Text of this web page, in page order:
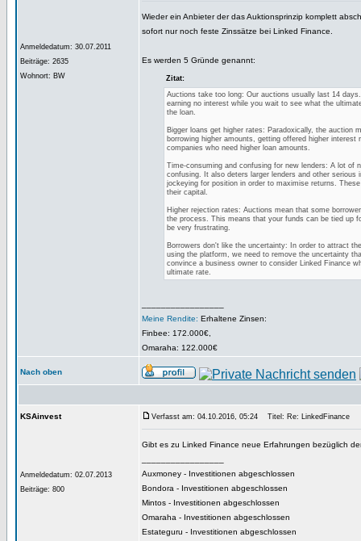
Anmeldedatum: 30.07.2011
Beiträge: 2635
Wohnort: BW
Wieder ein Anbieter der das Auktionsprinzip komplett
sofort nur noch feste Zinssätze bei Linked Finance.
Es werden 5 Gründe genannt:
Zitat:
Auctions take too long: Our auctions usually last 14
earning no interest while you wait to see what the
the loan.
Bigger loans get higher rates: Paradoxically, the auction
borrowing higher amounts, getting offered higher
companies who need higher loan amounts.
Time-consuming and confusing for new lenders: A lot of
confusing. It also deters larger lenders and other
jockeying for position in order to maximise returns.
their capital.
Higher rejection rates: Auctions mean that some
the process. This means that your funds can be tied up
be very frustrating.
Borrowers don't like the uncertainty: In order to attract
using the platform, we need to remove the uncertainty
convince a business owner to consider Linked Finance
ultimate rate.
Meine Rendite: Erhaltene Zinsen:
Finbee: 172.000€,
Omaraha: 122.000€
Nach oben
KSAinvest
Anmeldedatum: 02.07.2013
Beiträge: 800
Verfasst am: 04.10.2016, 05:24 Titel: Re: LinkedFinance
Gibt es zu Linked Finance neue Erfahrungen bezüglich
Auxmoney - Investitionen abgeschlossen
Bondora - Investitionen abgeschlossen
Mintos - Investitionen abgeschlossen
Omaraha - Investitionen abgeschlossen
Estateguru - Investitionen abgeschlossen